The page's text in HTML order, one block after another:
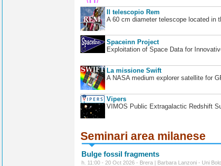
Il telescopio Rem
A 60 cm diameter telescope located in
Spaceinn Project
Exploitation of Space Data for
La missione Swift
A NASA medium explorer satellite for
Vipers
VIMOS Public Extragalactic Redshift
Seminari area milanese
Bulge fossil fragments
h. 11:00 - 20 Oct 2026 - Brera | Barbara Lanzoni - Uni